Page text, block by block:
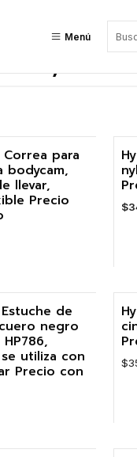
Menú
clips de cinturón
Correa para
bodycam,
llevar,
Precio
de
negro
utiliza con
Precio con